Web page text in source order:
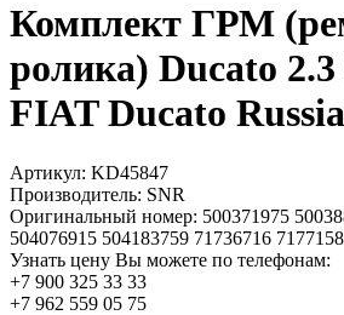
Комплект ГРМ
ролика) Ducato
FIAT Ducato Russia
Артикул: KD45847
Производитель: SNR
Оригинальный номер: 500371975
504076915 504183759 71736716
Узнать цену Вы можете по телефонам:
+7 900 325 33 33
+7 962 559 05 75